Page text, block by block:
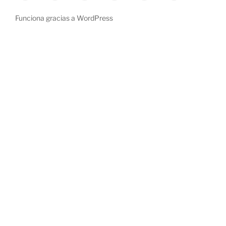
Funciona gracias a WordPress